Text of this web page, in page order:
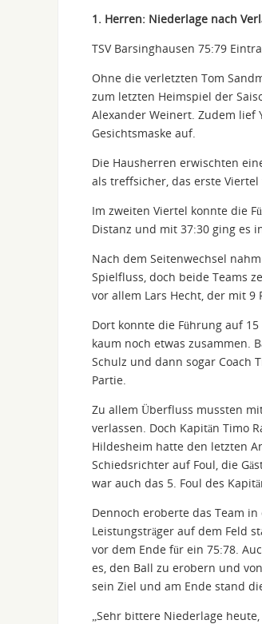
1. Herren: Niederlage nach
TSV Barsinghausen 75:79
Ohne die verletzten Tom
zum letzten Heimspiel der
Alexander Weinert. Zudem lief
Gesichtsmaske auf.
Die Hausherren erwischten
als treffsicher, das erste
Im zweiten Viertel konnte die
Distanz und mit 37:30 ging es
Nach dem Seitenwechsel
Spielfluss, doch beide Teams
vor allem Lars Hecht, der mit 9
Dort konnte die Führung auf
kaum noch etwas zusammen.
Schulz und dann sogar Coach
Partie.
Zu allem Überfluss mussten
verlassen. Doch Kapitän Timo
Hildesheim hatte den letzten
Schiedsrichter auf Foul, die
war auch das 5. Foul des
Dennoch eroberte das Team
Leistungsträger auf dem Feld
vor dem Ende für ein 75:78.
es, den Ball zu erobern und
sein Ziel und am Ende stand
„Sehr bittere Niederlage